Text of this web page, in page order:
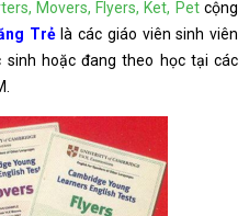
Movers, Flyers, Ket, Petcộng
Trẻlà các giáo viên sinh viên
sinh hoặc đang theo học tại các